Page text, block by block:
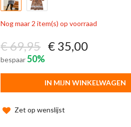
Nog maar 2 item(s) op voorraad
€ 69,95 € 35,00
bespaar50%
IN MIJN WINKELWAGEN
Zet op wenslijst